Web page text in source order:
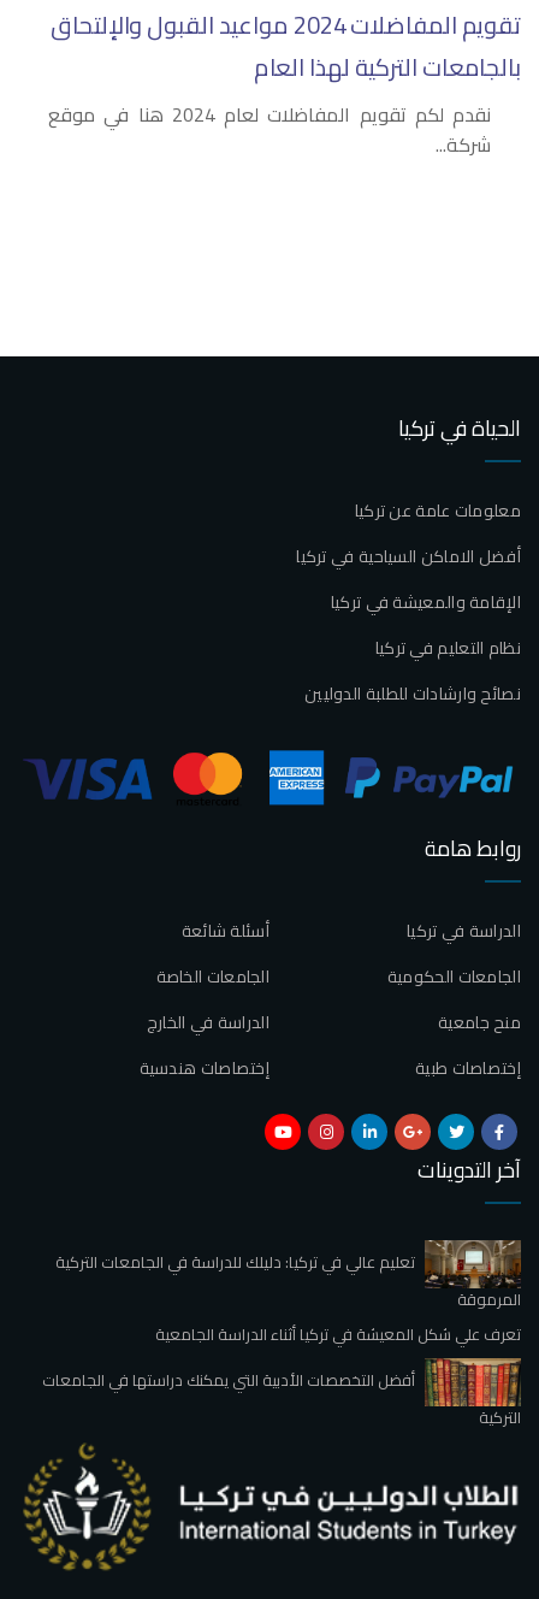
تقويم المفاضلات 2024 مواعيد القبول والإلتحاق
بالجامعات التركية لهذا العام
نقدم لكم تقويم المفاضلات لعام 2024 هنا في موقع
شركة...
الحياة في تركيا
معلومات عامة عن تركيا
أفضل الاماكن السياحية في تركيا
الإقامة والمعيشة في تركيا
نظام التعليم في تركيا
نصائح وارشادات للطلبة الدوليين
روابط هامة
أسئلة شائعة
الدراسة في تركيا
الجامعات الخاصة
الجامعات الحكومية
الدراسة في الخارج
منح جامعية
إختصاصات هندسية
إختصاصات طبية
آخر التدوينات
تعليم عالي في تركيا: دليلك للدراسة في الجامعات التركية
المرموقة
تعرف علي شكل المعيشة في تركيا أثناء الدراسة الجامعية
أفضل التخصصات الأدبية التي يمكنك دراستها في الجامعات
التركية